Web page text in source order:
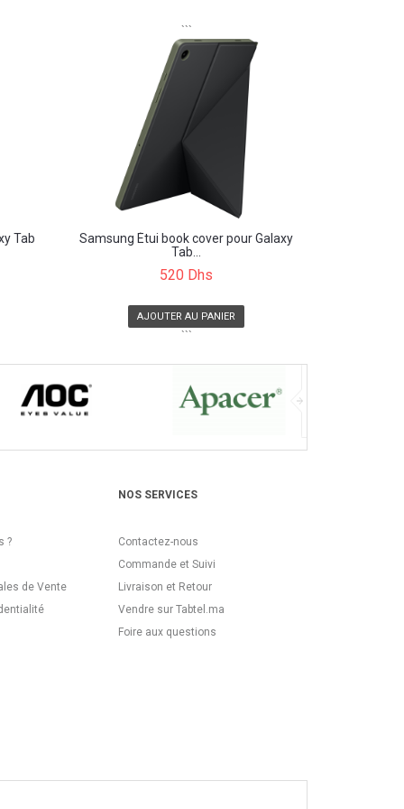
Tab
```
Samsung Étui book cover pour Galaxy
Tab...
520 Dhs
AJOUTER AU PANIER
```
?
de Vente
NOS SERVICES
Contactez-nous
Commande et Suivi
Livraison et Retour
Vendre sur Tabtel.ma
Foire aux questions